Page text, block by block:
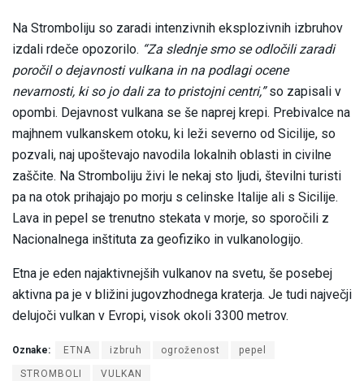
Na Stromboliju so zaradi intenzivnih eksplozivnih izbruhov
izdali rdeče opozorilo. “Za slednje smo se odločili zaradi
poročil o dejavnosti vulkana in na podlagi ocene
nevarnosti, ki so jo dali za to pristojni centri,”so zapisali v
opombi. Dejavnost vulkana se še naprej krepi. Prebivalce na
majhnem vulkanskem otoku, ki leži severno od Sicilije, so
pozvali, naj upoštevajo navodila lokalnih oblasti in civilne
zaščite. Na Stromboliju živi le nekaj sto ljudi, številni turisti
pa na otok prihajajo po morju s celinske Italije ali s Sicilije.
Lava in pepel se trenutno stekata v morje, so sporočili z
Nacionalnega inštituta za geofiziko in vulkanologijo.
Etna je eden najaktivnejših vulkanov na svetu, še posebej
aktivna pa je v bližini jugovzhodnega kraterja. Je tudi največji
delujoči vulkan v Evropi, visok okoli 3300 metrov.
Oznake: ETNA izbruh ogroženost pepel
STROMBOLI VULKAN